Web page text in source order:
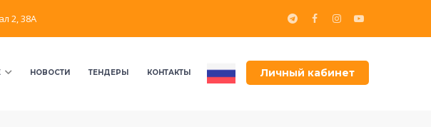
2, 38А
Личный кабинет
НОВОСТИ ТЕНДЕРЫ КОНТАКТЫ